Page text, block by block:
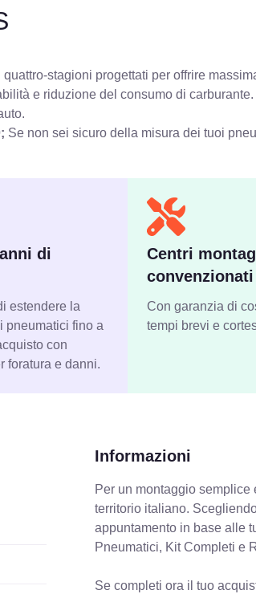
stagioni progettati per offrire
e riduzione del consumo di
Se non sei sicuro della misura dei tuoi
di
estendere la
pneumatici fino a
con
foratura e danni.
Centri
convenzionati
Con garanzia di
tempi brevi e
Informazioni
Per un montaggio
territorio italiano.
appuntamento in base alle
Pneumatici, Kit Completi e
Se completi ora il tuo